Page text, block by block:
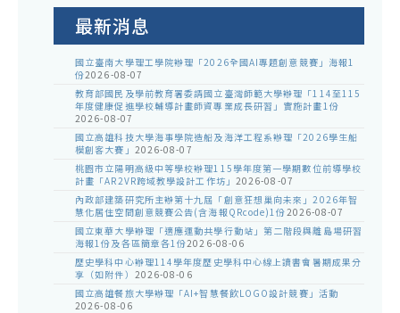
最新消息
國立臺南大學理工學院辦理「2026全國AI專題創意競賽」海報1
份2026-08-07
教育部國民及學前教育署委請國立臺灣師範大學辦理「114至115
年度健康促進學校輔導計畫師資專業成長研習」實施計畫1份
2026-08-07
國立高雄科技大學海事學院造船及海洋工程系辦理「2026學生船
模創客大賽」 2026-08-07
桃園市立陽明高級中等學校辦理115學年度第一學期數位前導學校
計畫「AR2VR跨域教學設計工作坊」 2026-08-07
內政部建築研究所主辦第十九屆「創意狂想巢向未來」2026年智
慧化居住空間創意競賽公告(含海報QRcode)1份2026-08-07
國立東華大學辦理「適應運動共學行動站」第二階段與離島場研習
海報1份及各區簡章各1份2026-08-06
歷史學科中心辦理114學年度歷史學科中心線上讀書會暑期成果分
享（如附件） 2026-08-06
國立高雄餐旅大學辦理「AI+智慧餐飲LOGO設計競賽」活動
2026-08-06